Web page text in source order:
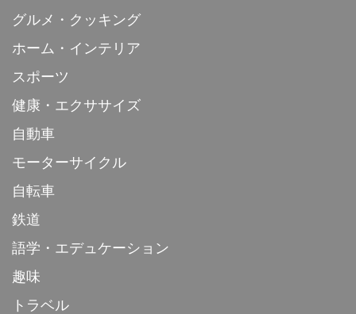
グルメ・クッキング
ホーム・インテリア
スポーツ
健康・エクササイズ
自動車
モーターサイクル
自転車
鉄道
語学・エデュケーション
趣味
トラベル